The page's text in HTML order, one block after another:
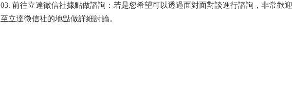
03. 前往立達徵信社據點做諮詢：若是您希望可以透過面對面對談進行諮詢，非常歡迎
至立達徵信社的地點做詳細討論。